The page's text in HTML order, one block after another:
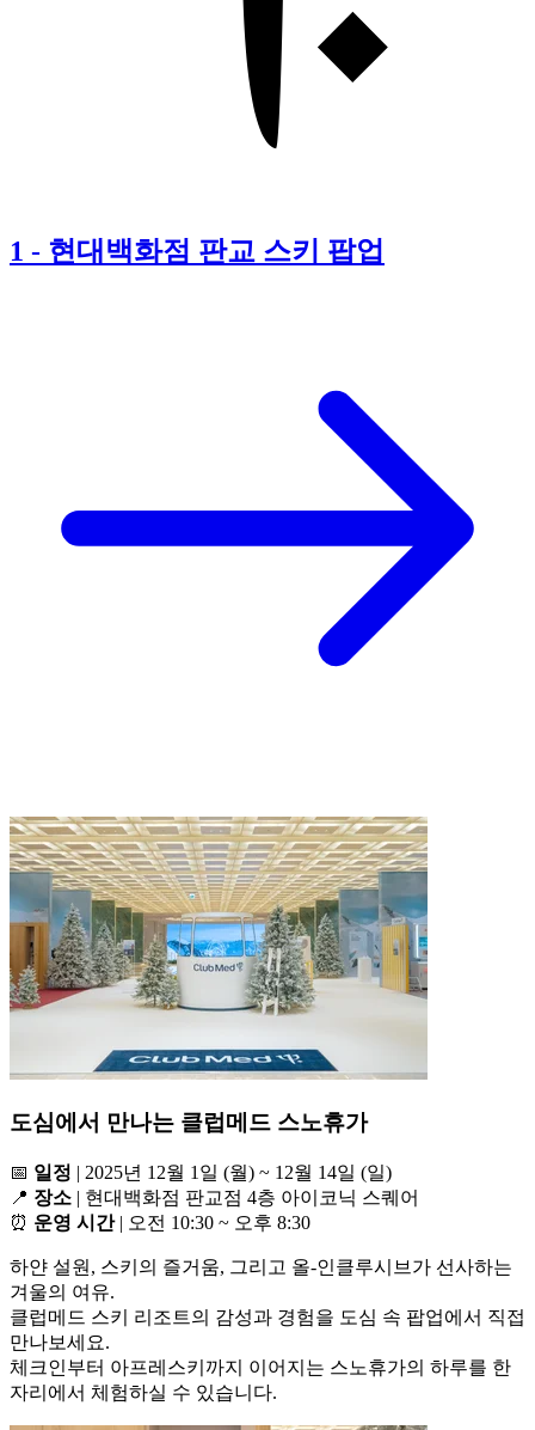
1 - 현대백화점 판교 스키 팝업
도심에서 만나는 클럽메드 스노휴가
📅 일정 | 2025년 12월 1일 (월) ~ 12월 14일 (일)
📍 장소 | 현대백화점 판교점 4층 아이코닉 스퀘어
⏰ 운영 시간| 오전 10:30 ~ 오후 8:30
하얀 설원, 스키의 즐거움, 그리고 올-인클루시브가 선사하는
겨울의 여유.
클럽메드 스키 리조트의 감성과 경험을 도심 속 팝업에서 직접
만나보세요.
체크인부터 아프레스키까지 이어지는 스노휴가의 하루를 한
자리에서 체험하실 수 있습니다.